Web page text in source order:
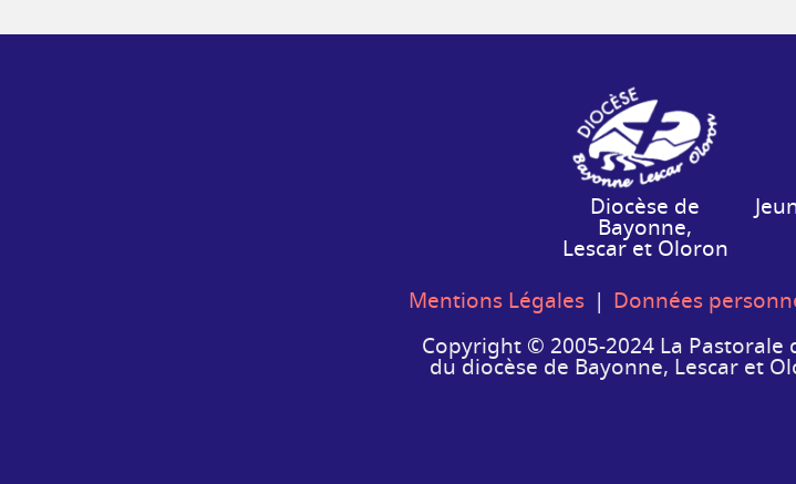
Diocèse de
Bayonne,
Lescar et Oloron
Mentions Légales Données
Copyright © 2005-2024 La Pastorale
du diocèse de Bayonne, Lescar et